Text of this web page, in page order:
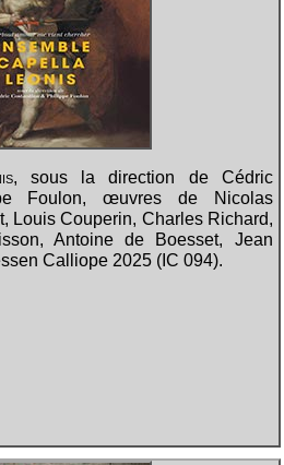
, sous la direction de Cédric
Foulon, œuvres de Nicolas
Louis Couperin, Charles Richard,
Antoine de Boesset, Jean
Calliope 2025 (IC 094).